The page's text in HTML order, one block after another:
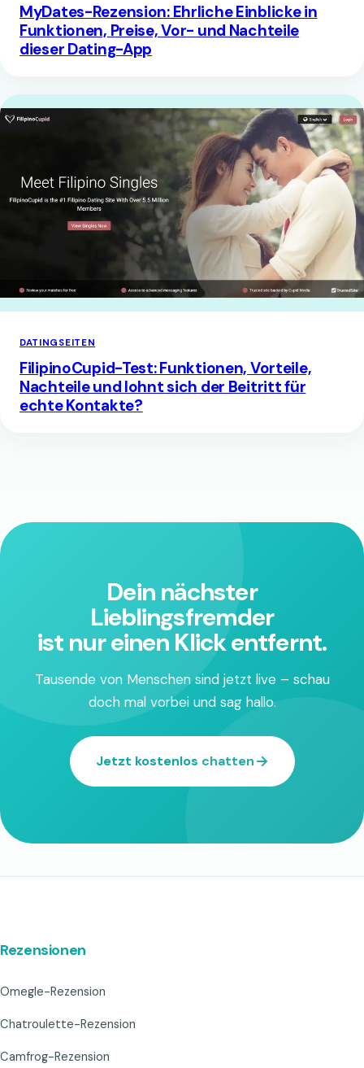
MyDates-Rezension: Ehrliche Einblicke in
Funktionen, Preise, Vor- und Nachteile
dieser Dating-App
DATINGSEITEN
FilipinoCupid-Test: Funktionen, Vorteile,
Nachteile und lohnt sich der Beitritt für
echte Kontakte?
Dein nächster
Lieblingsfremder
ist nur einen Klick entfernt.
Tausende von Menschen sind jetzt live – schau
doch mal vorbei und sag hallo.
Jetzt kostenlos chatten
Rezensionen
Omegle-Rezension
Chatroulette-Rezension
Camfrog-Rezension